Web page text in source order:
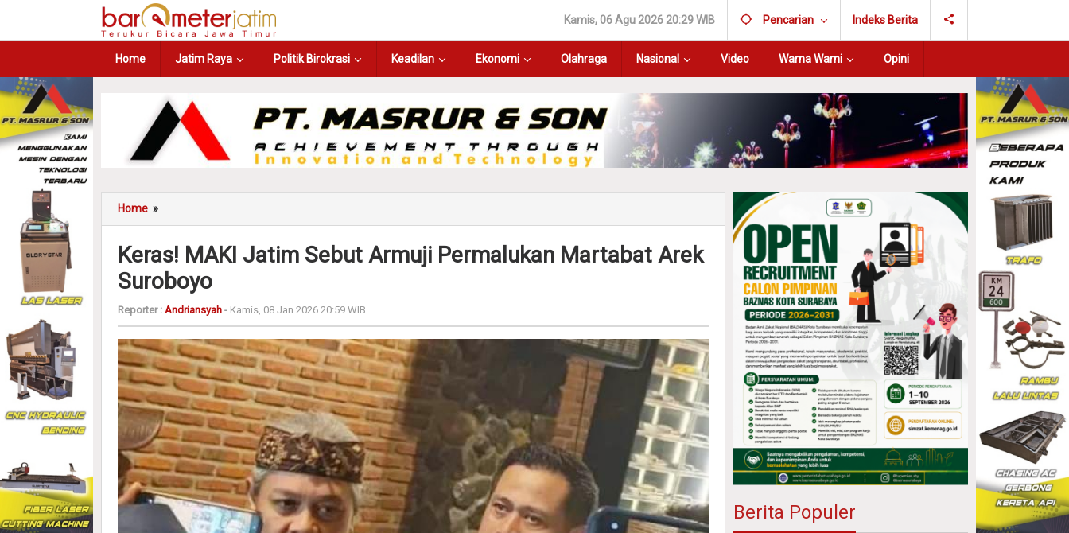
Kamis, 06 Agu 2026 20:29 WIB Pencarian Indeks Berita
Home Jatim Raya Politik Birokrasi Keadilan Ekonomi Olahraga Nasional Video Warna Warni Opini
Home »
Keras! MAKI Jatim Sebut Armuji Permalukan Martabat Arek
Suroboyo
Reporter : Andriansyah - Kamis, 08 Jan 2026 20:59 WIB
Berita Populer